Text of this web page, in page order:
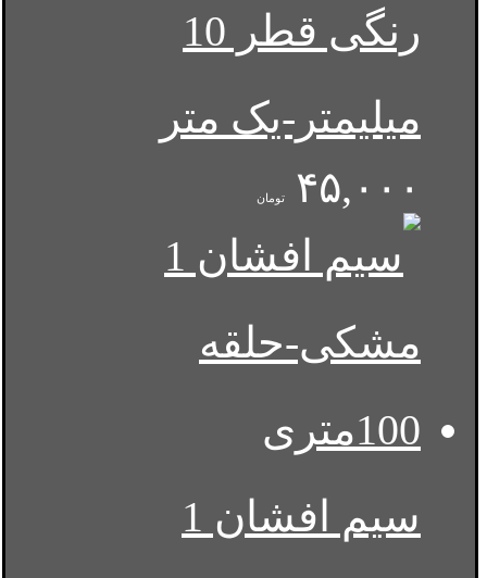
رنگی قطر 10
میلیمتر-یک متر
۴۵,۰۰۰
تومان
سیم افشان 1